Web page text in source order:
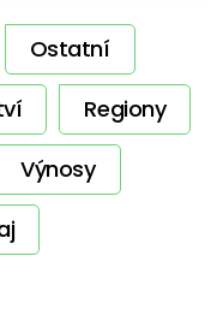
Ostatní
Regiony
Výnosy